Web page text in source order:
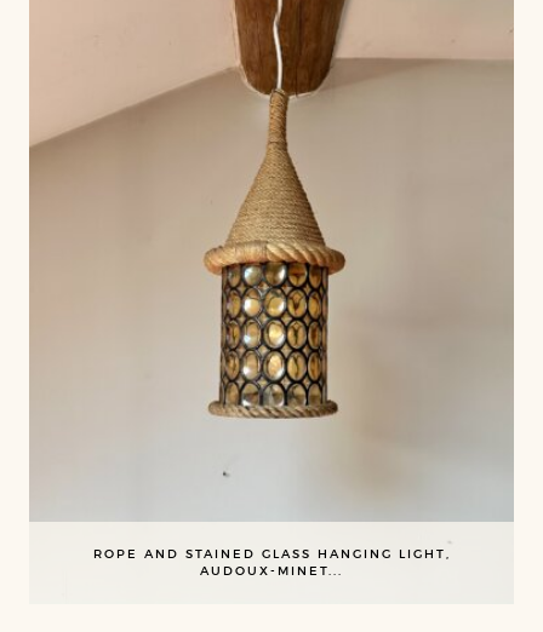
ROPE AND STAINED GLASS HANGING LIGHT,
AUDOUX-MINET...